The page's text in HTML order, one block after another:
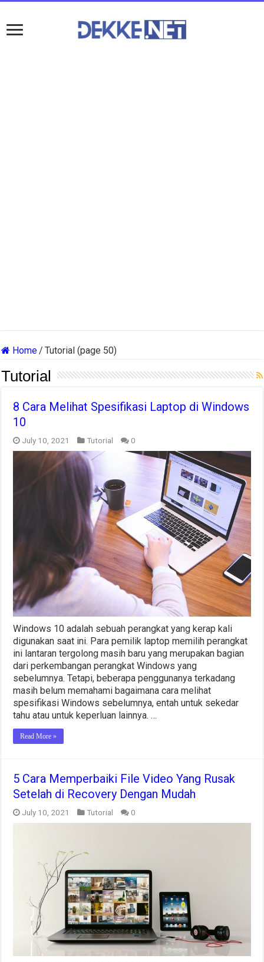
Home/ Tutorial (page 50)
Tutorial
8 Cara Melihat Spesifikasi Laptop di Windows
10
July 10, 2021 Tutorial 0
Windows 10 adalah sebuah perangkat yang kerap kali
digunakan saat ini. Para pemilik laptop memilih perangkat
ini lantaran tergolong masih baru yang merupakan bagian
dari perkembangan perangkat Windows yang
sebelumnya. Tetapi, beberapa penggunanya terkadang
masih belum memahami bagaimana cara melihat
spesifikasi Windows sebelumnya, entah untuk sekedar
tahu atau untuk keperluan lainnya. …
Read More »
5 Cara Memperbaiki File Video Yang Rusak
Setelah di Recovery Dengan Mudah
July 10, 2021 Tutorial 0